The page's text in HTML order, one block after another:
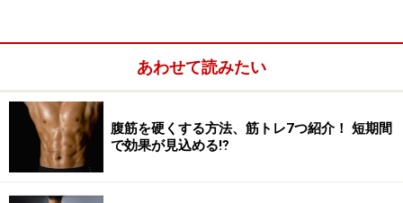
※記事内容は執筆時点のものです。最新の内容をご確認くださ
い。
※個人の体質、また、誤った方法による実践に起因して体調不良
を引き起こす場合があります。実践の際には、必ず自身の体質及
び健康状態を十分に考慮し、正しい方法で行ってください。ま
た、全ての方への有効性を保証するものではありません。
あわせて読みたい
腹筋を硬くする方法、筋トレ7つ紹介！ 短期間
で効果が見込める⁉